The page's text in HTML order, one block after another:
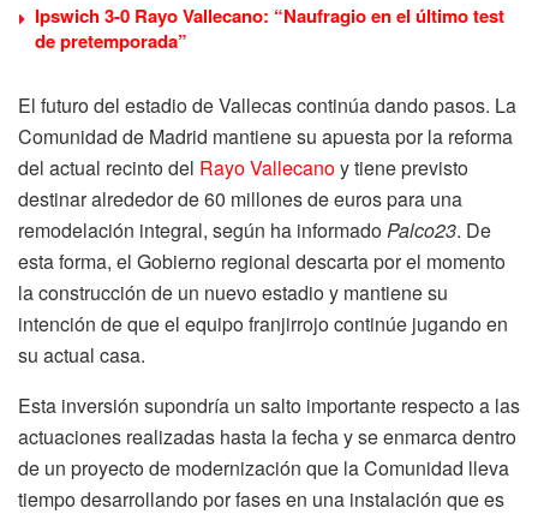
Ipswich 3-0 Rayo Vallecano: “Naufragio en el último test
de pretemporada”
El futuro del estadio de Vallecas continúa dando pasos. La
Comunidad de Madrid mantiene su apuesta por la reforma
del actual recinto del Rayo Vallecanoy tiene previsto
destinar alrededor de 60 millones de euros para una
remodelación integral, según ha informadoPalco23. De
esta forma, el Gobierno regional descarta por el momento
la construcción de un nuevo estadio y mantiene su
intención de que el equipo franjirrojo continúe jugando en
su actual casa.
Esta inversión supondría un salto importante respecto a las
actuaciones realizadas hasta la fecha y se enmarca dentro
de un proyecto de modernización que la Comunidad lleva
tiempo desarrollando por fases en una instalación que es